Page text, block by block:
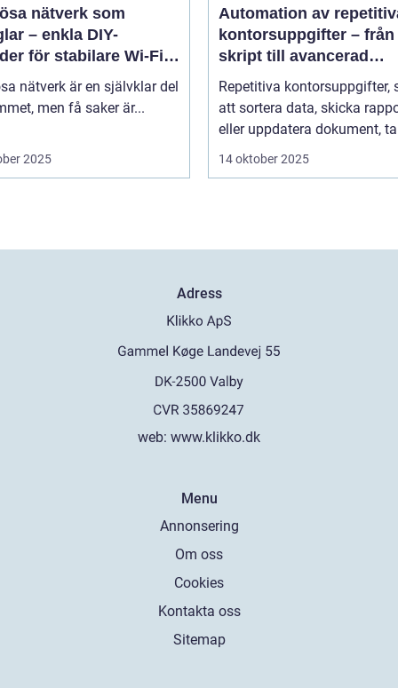
nätverk som
– enkla DIY-
för stabilare Wi-Fi i
nätverk är en självklar del
men få saker är...
2025
Automation av
kontorsuppgifter – från
skript till avancerad
programvara
Repetitiva kontorsuppgifter,
att sortera data, skicka
eller uppdatera dokument,
14 oktober 2025
Adress
web: www.klikko.dk
Menu
Annonsering
Om oss
Cookies
Kontakta oss
Sitemap